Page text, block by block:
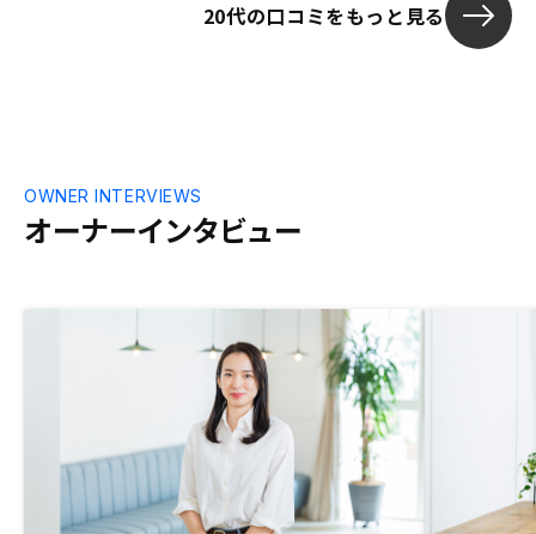
20代の口コミをもっと見る
オーナーインタビュー
OWNER INTERVIEWS